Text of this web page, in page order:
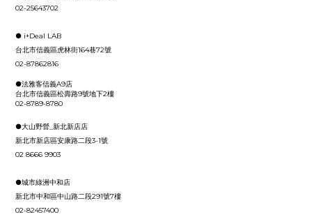
02-25643702
● i+Deal LAB
台北市信義區虎林街164巷72號
02-87862816
●法雅客信義A9店
台北市信義區松壽路9號地下2樓
02-8789-8780
●大山野營_新北新店店
新北市新店區安康路二段3-1號
02 8666 9903
●城市綠洲中和店
新北市中和區中山路二段291號7樓
02-82457400